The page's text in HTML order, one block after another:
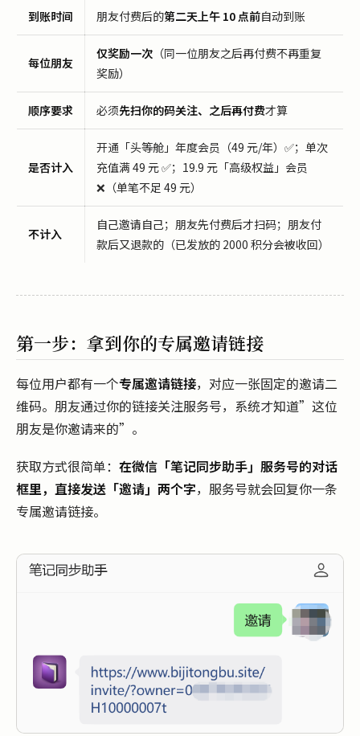
到账时间 朋友付费后的第二天上午 10 点前自动到账
每位朋友
仅奖励一次 （同一位朋友之后再付费不再重复
奖励）
顺序要求 必须先扫你的码关注、之后再付费才算
是否计入
开通「头等舱」年度会员（49 元/年）✅；单次
充值满 49 元 ✅；19.9 元「高级权益」会员
❌（单笔不足 49 元）
不计入
自己邀请自己；朋友先付费后才扫码；朋友付
款后又退款的（已发放的 2000 积分会被收回）
第一步：拿到你的专属邀请链接
每位用户都有一个专属邀请链接，对应一张固定的邀请二
维码。朋友通过你的链接关注服务号，系统才知道”这位
朋友是你邀请来的”。
获取方式很简单： 在微信「笔记同步助手」服务号的对话
框里，直接发送「邀请」两个字，服务号就会回复你一条
专属邀请链接。